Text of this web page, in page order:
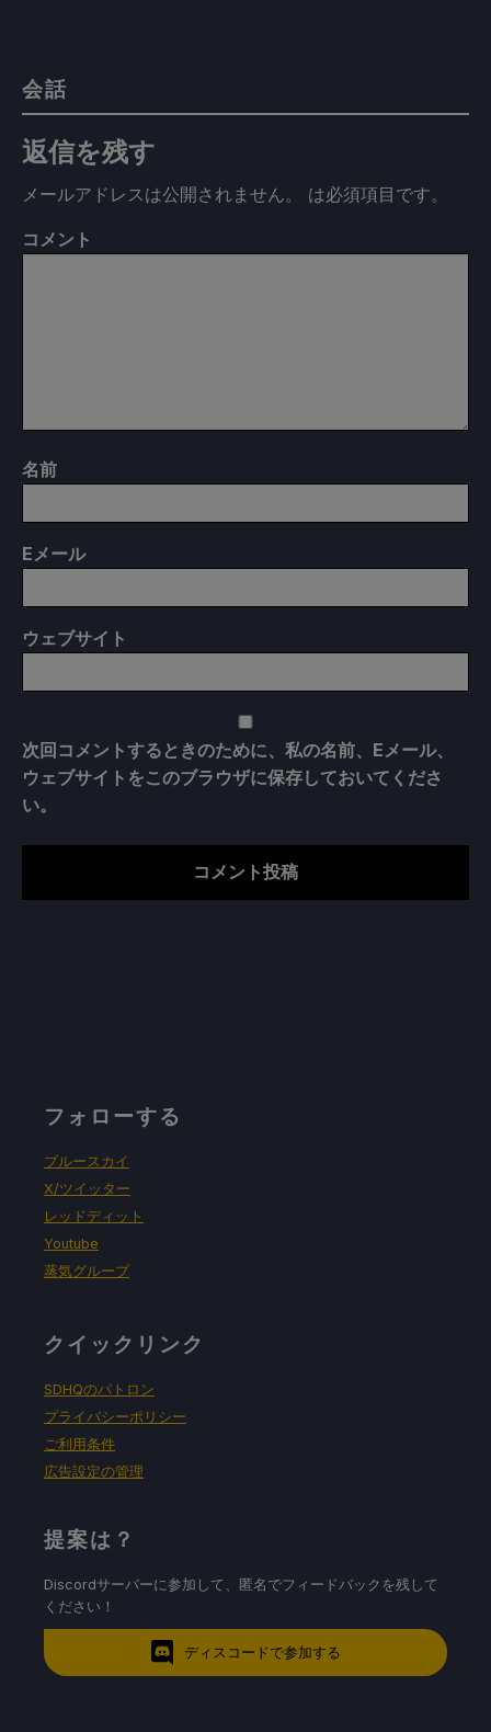
会話
返信を残す
メールアドレスは公開されません。 は必須項目です。
コメント
名前
Eメール
ウェブサイト
次回コメントするときのために、私の名前、Eメール、
ウェブサイトをこのブラウザに保存しておいてくださ
い。
フォローする
ブルースカイ
X/ツイッター
レッドディット
Youtube
蒸気グループ
クイックリンク
SDHQのパトロン
プライバシーポリシー
ご利用条件
広告設定の管理
提案は？
Discordサーバーに参加して、匿名でフィードバックを残して
ください！
ディスコードで参加する